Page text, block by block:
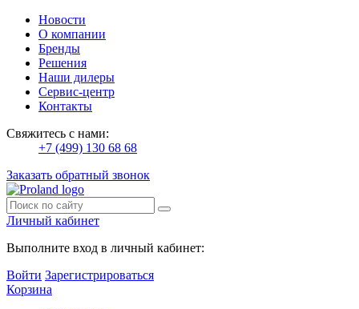
Новости
О компании
Бренды
Решения
Наши дилеры
Сервис-центр
Контакты
Свяжитесь с нами:
+7 (499) 130 68 68
Заказать обратный звонок
Личный кабинет
Выполните вход в личный кабинет:
Войти Зарегистрироваться
Корзина